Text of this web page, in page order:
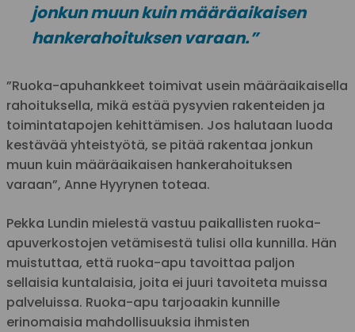
jonkun muun kuin määräaikaisen
hankerahoituksen varaan.”
”Ruoka-apuhankkeet toimivat usein määräaikaisella
rahoituksella, mikä estää pysyvien rakenteiden ja
toimintatapojen kehittämisen. Jos halutaan luoda
kestävää yhteistyötä, se pitää rakentaa jonkun
muun kuin määräaikaisen hankerahoituksen
varaan”, Anne Hyyrynen toteaa.
Pekka Lundin mielestä vastuu paikallisten ruoka-
apuverkostojen vetämisestä tulisi olla kunnilla. Hän
muistuttaa, että ruoka-apu tavoittaa paljon
sellaisia kuntalaisia, joita ei juuri tavoiteta muissa
palveluissa. Ruoka-apu tarjoaakin kunnille
erinomaisia mahdollisuuksia ihmisten